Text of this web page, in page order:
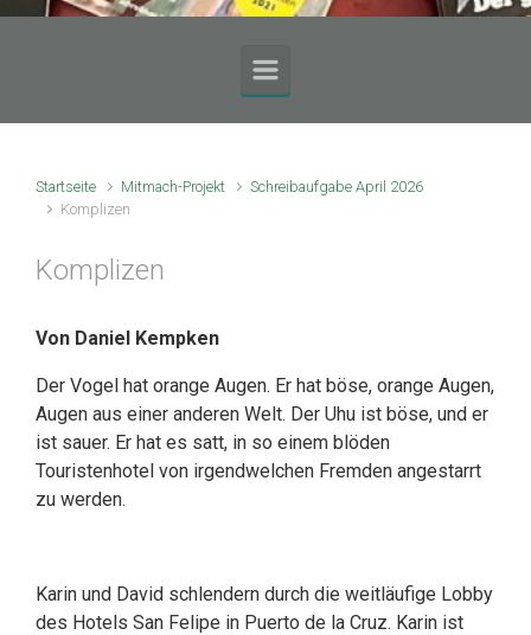
Startseite Mitmach-Projekt
Schreibaufgabe April 2026
Komplizen
Komplizen
Von Daniel Kempken
Der Vogel hat orange Augen. Er hat böse, orange Augen,
Augen aus einer anderen Welt. Der Uhu ist böse, und er
ist sauer. Er hat es satt, in so einem blöden
Touristenhotel von irgendwelchen Fremden angestarrt
zu werden.
Karin und David schlendern durch die weitläufige Lobby
des Hotels San Felipe in Puerto de la Cruz. Karin ist